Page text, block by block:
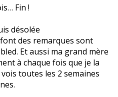
Fin !
désolée
des remarques sont
Et aussi ma grand mère
à chaque fois que je la
toutes les 2 semaines